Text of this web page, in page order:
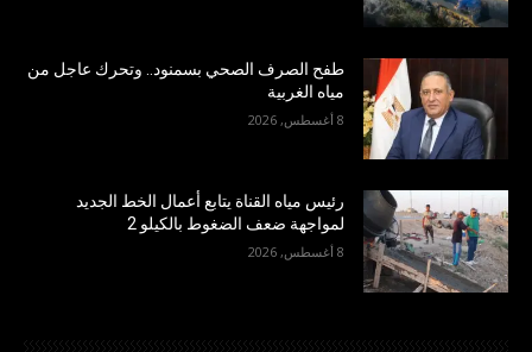
طفح الصرف الصحي بسمنود.. وتحرك عاجل من
مياه الغربية
8 أغسطس, 2026
رئيس مياه القناة يتابع أعمال الخط الجديد
لمواجهة ضعف الضغوط بالكيلو 2
8 أغسطس, 2026